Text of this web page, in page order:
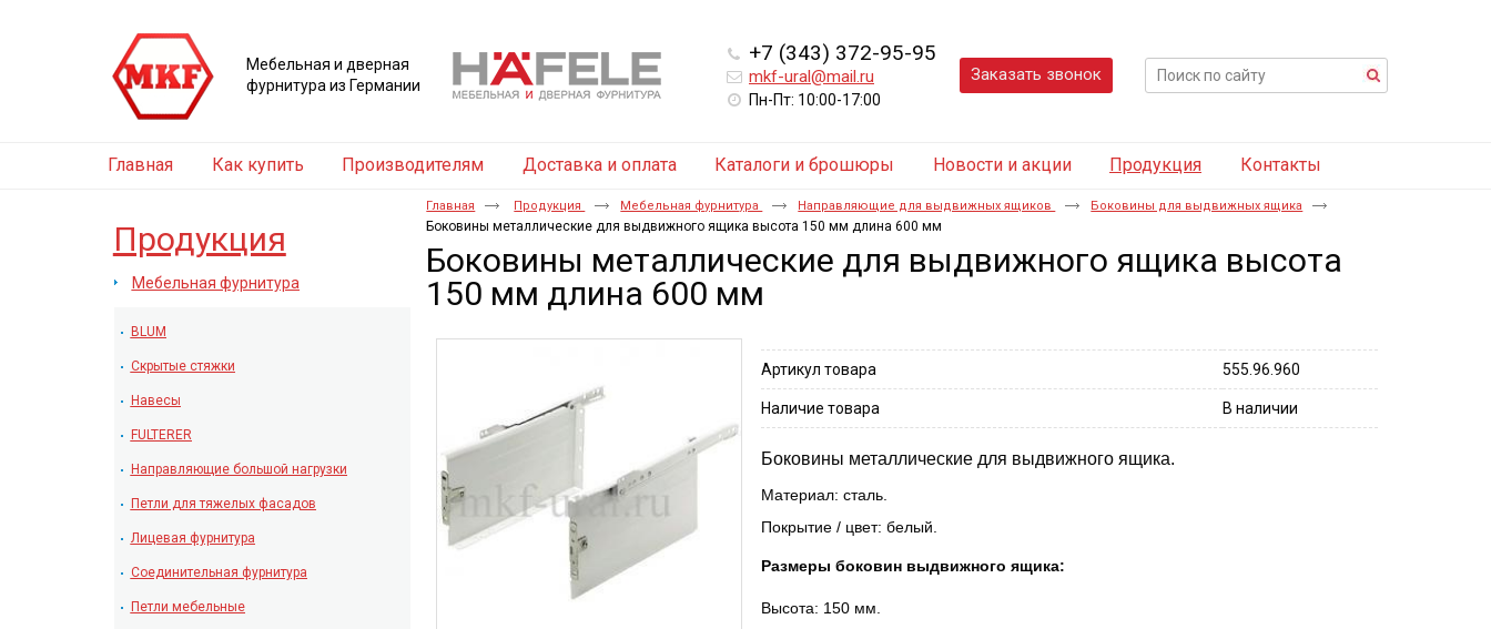
+7 (343) 372-95-95
mkf-ural@mail.ru
Пн-Пт: 10:00-17:00
Заказать звонок
Мебельная и дверная
фурнитура из Германии
Главная Как купить Производителям Доставка и оплата Каталоги и брошюры Новости и акции Продукция Контакты
Продукция
Мебельная фурнитура
BLUM
Скрытые стяжки
Навесы
FULTERER
Направляющие большой нагрузки
Петли для тяжелых фасадов
Лицевая фурнитура
Соединительная фурнитура
Петли мебельные
Главная Продукция Мебельная фурнитура Направляющие для выдвижных ящиков Боковины для выдвижных ящика
Боковины металлические для выдвижного ящика высота 150 мм длина 600 мм
Боковины металлические для выдвижного ящика высота
150 мм длина 600 мм
Артикул товара 555.96.960
Наличие товара В наличии
Боковины металлические для выдвижного ящика.
Материал: сталь.
Покрытие / цвет: белый.
Размеры боковин выдвижного ящика:
Высота: 150 мм.